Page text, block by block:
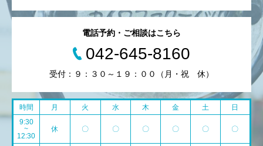
電話予約・ご相談はこちら
042-645-8160
受付：９：３０～１９：００（月・祝 休）
時間 月 火 水 木 金 土
日
9:30
~
12:30
休 〇 〇 〇 〇 〇 〇